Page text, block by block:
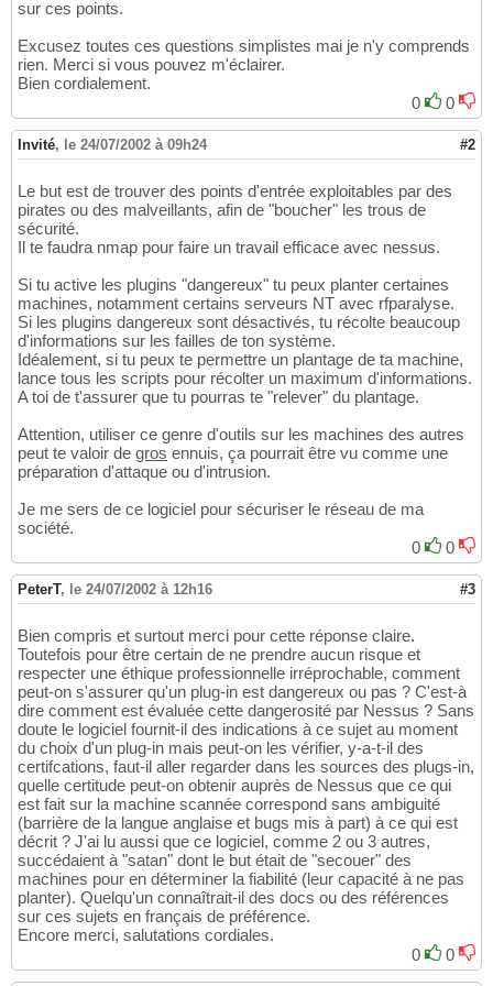
sur ces points.
Excusez toutes ces questions simplistes mai je n'y comprends
rien. Merci si vous pouvez m'éclairer.
Bien cordialement.
0
0
Invité, le 24/07/2002 à 09h24 #2
Le but est de trouver des points d'entrée exploitables par des
pirates ou des malveillants, afin de "boucher" les trous de
sécurité.
Il te faudra nmap pour faire un travail efficace avec nessus.
Si tu active les plugins "dangereux" tu peux planter certaines
machines, notamment certains serveurs NT avec rfparalyse.
Si les plugins dangereux sont désactivés, tu récolte beaucoup
d'informations sur les failles de ton système.
Idéalement, si tu peux te permettre un plantage de ta machine,
lance tous les scripts pour récolter un maximum d'informations.
A toi de t'assurer que tu pourras te "relever" du plantage.
Attention, utiliser ce genre d'outils sur les machines des autres
peut te valoir de gros ennuis, ça pourrait être vu comme une
préparation d'attaque ou d'intrusion.
Je me sers de ce logiciel pour sécuriser le réseau de ma
société.
0
0
PeterT, le 24/07/2002 à 12h16 #3
Bien compris et surtout merci pour cette réponse claire.
Toutefois pour être certain de ne prendre aucun risque et
respecter une éthique professionnelle irréprochable, comment
peut-on s'assurer qu'un plug-in est dangereux ou pas ? C'est-à
dire comment est évaluée cette dangerosité par Nessus ? Sans
doute le logiciel fournit-il des indications à ce sujet au moment
du choix d'un plug-in mais peut-on les vérifier, y-a-t-il des
certifcations, faut-il aller regarder dans les sources des plugs-in,
quelle certitude peut-on obtenir auprès de Nessus que ce qui
est fait sur la machine scannée correspond sans ambiguité
(barrière de la langue anglaise et bugs mis à part) à ce qui est
décrit ? J'ai lu aussi que ce logiciel, comme 2 ou 3 autres,
succédaient à "satan" dont le but était de "secouer" des
machines pour en déterminer la fiabilité (leur capacité à ne pas
planter). Quelqu'un connaîtrait-il des docs ou des références
sur ces sujets en français de préférence.
Encore merci, salutations cordiales.
0
0